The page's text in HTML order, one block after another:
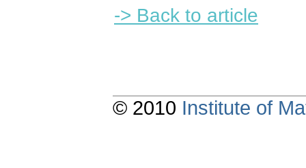
-> Back to article
© 2010 Institute of